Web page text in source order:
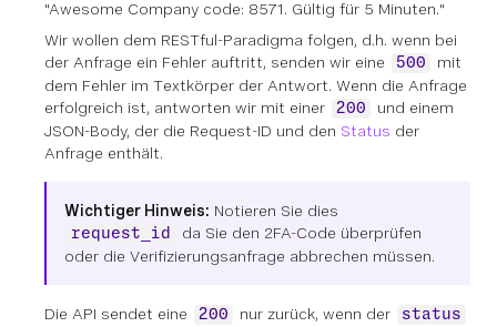
"Awesome Company code: 8571. Gültig für 5 Minuten."
Wir wollen dem RESTful-Paradigma folgen, d.h. wenn bei
der Anfrage ein Fehler auftritt, senden wir eine
500
mit
dem Fehler im Textkörper der Antwort. Wenn die Anfrage
erfolgreich ist, antworten wir mit einer
200
und einem
JSON-Body, der die Request-ID und den Status der
Anfrage enthält.
Wichtiger Hinweis: Notieren Sie dies
request_id
da Sie den 2FA-Code überprüfen
oder die Verifizierungsanfrage abbrechen müssen.
Die API sendet eine 200 nur zurück, wenn der status